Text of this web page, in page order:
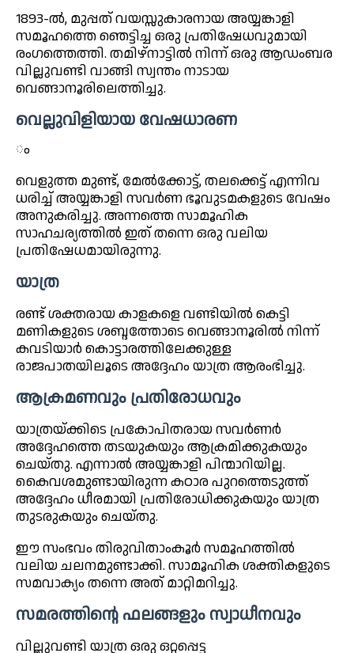
1893-ൽ, മുപ്പത് വയസ്സുകാരനായ അയ്യങ്കാളി
സമൂഹത്തെ ഞെട്ടിച്ച ഒരു പ്രതിഷേധവുമായി
രംഗത്തെത്തി. തമിഴ്നാട്ടിൽ നിന്ന് ഒരു ആഡംബര
വില്ലുവണ്ടി വാങ്ങി സ്വന്തം നാടായ
വെങ്ങാനൂരിലെത്തിച്ചു.
വെല്ലുവിളിയായ വേഷധാരണ
ം
വെളുത്ത മുണ്ട്, മേൽക്കോട്ട്, തലക്കെട്ട് എന്നിവ
ധരിച്ച് അയ്യങ്കാളി സവർണ ഭൂവുടമകളുടെ വേഷം
അനുകരിച്ചു. അന്നത്തെ സാമൂഹിക
സാഹചര്യത്തിൽ ഇത് തന്നെ ഒരു വലിയ
പ്രതിഷേധമായിരുന്നു.
യാത്ര
രണ്ട് ശക്തരായ കാളകളെ വണ്ടിയിൽ കെട്ടി
മണികളുടെ ശബ്ദത്തോടെ വെങ്ങാനൂരിൽ നിന്ന്
കവടിയാർ കൊട്ടാരത്തിലേക്കുള്ള
രാജപാതയിലൂടെ അദ്ദേഹം യാത്ര ആരംഭിച്ചു.
ആക്രമണവും പ്രതിരോധവും
യാത്രയ്ക്കിടെ പ്രകോപിതരായ സവർണർ
അദ്ദേഹത്തെ തടയുകയും ആക്രമിക്കുകയും
ചെയ്തു. എന്നാൽ അയ്യങ്കാളി പിന്മാറിയില്ല.
കൈവശമുണ്ടായിരുന്ന കഠാര പുറത്തെടുത്ത്
അദ്ദേഹം ധീരമായി പ്രതിരോധിക്കുകയും യാത്ര
തുടരുകയും ചെയ്തു.
ഈ സംഭവം തിരുവിതാംകൂർ സമൂഹത്തിൽ
വലിയ ചലനമുണ്ടാക്കി. സാമൂഹിക ശക്തികളുടെ
സമവാക്യം തന്നെ അത് മാറ്റിമറിച്ചു.
സമരത്തിന്റെ ഫലങ്ങളും സ്വാധീനവും
വില്ലുവണ്ടി യാത്ര ഒരു ഒറ്റപ്പെട്ട